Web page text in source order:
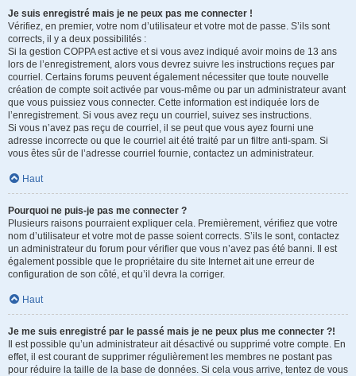
Je suis enregistré mais je ne peux pas me connecter !
Vérifiez, en premier, votre nom d’utilisateur et votre mot de passe. S’ils sont
corrects, il y a deux possibilités :
Si la gestion COPPA est active et si vous avez indiqué avoir moins de 13 ans
lors de l’enregistrement, alors vous devrez suivre les instructions reçues par
courriel. Certains forums peuvent également nécessiter que toute nouvelle
création de compte soit activée par vous-même ou par un administrateur avant
que vous puissiez vous connecter. Cette information est indiquée lors de
l’enregistrement. Si vous avez reçu un courriel, suivez ses instructions.
Si vous n’avez pas reçu de courriel, il se peut que vous ayez fourni une
adresse incorrecte ou que le courriel ait été traité par un filtre anti-spam. Si
vous êtes sûr de l’adresse courriel fournie, contactez un administrateur.
Haut
Pourquoi ne puis-je pas me connecter ?
Plusieurs raisons pourraient expliquer cela. Premièrement, vérifiez que votre
nom d’utilisateur et votre mot de passe soient corrects. S’ils le sont, contactez
un administrateur du forum pour vérifier que vous n’avez pas été banni. Il est
également possible que le propriétaire du site Internet ait une erreur de
configuration de son côté, et qu’il devra la corriger.
Haut
Je me suis enregistré par le passé mais je ne peux plus me connecter ?!
Il est possible qu’un administrateur ait désactivé ou supprimé votre compte. En
effet, il est courant de supprimer régulièrement les membres ne postant pas
pour réduire la taille de la base de données. Si cela vous arrive, tentez de vous